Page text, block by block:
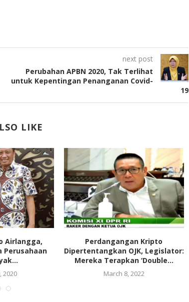
next post
Perubahan APBN 2020, Tak Terlihat
untuk Kepentingan Penanganan Covid-
19
LIKE
Airlangga,
Perusahaan
2020
Perdangangan Kripto
Dipertentangkan OJK, Legislator:
Mereka Terapkan ‘Double...
March 8, 2022